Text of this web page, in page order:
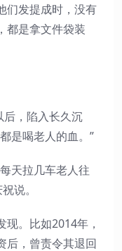
们发提成时，没有
都是拿文件袋装
后，陷入长久沉
是喝老人的血。”
天拉几车老人往
说。
。比如2014年，
后，曾责令其退回